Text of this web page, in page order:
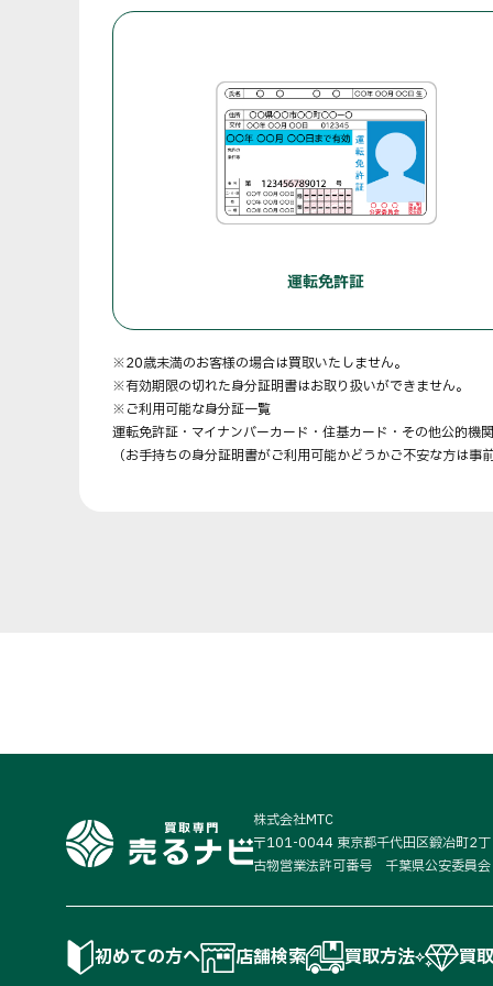
運転免許証
※20歳未満のお客様の場合は買取いたしません。
※有効期限の切れた身分証明書はお取り扱いができません。
※ご利用可能な身分証一覧
運転免許証・マイナンバーカード・住基カード・その他公的機
（お手持ちの身分証明書がご利用可能かどうかご不安な方は
株式会社MTC
〒101-0044 東京都千代田区鍛冶町2
古物営業法許可番号 千葉県公安委
初めての方へ 店舗検索 買取方法 買